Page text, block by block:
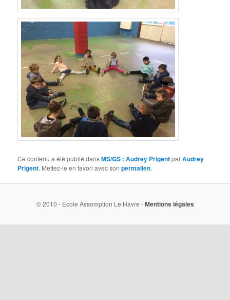
Ce contenu a été publié dansMS/GS : Audrey PrigentparAudrey
Prigent. Mettez-le en favori avec sonpermalien.
© 2010 - Ecole Assomption Le Havre -Mentions légales